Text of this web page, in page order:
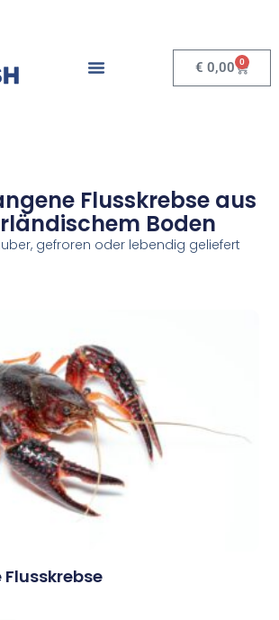
€ 0,00 0
Flusskrebse aus
Boden
gefroren oder lebendig geliefert